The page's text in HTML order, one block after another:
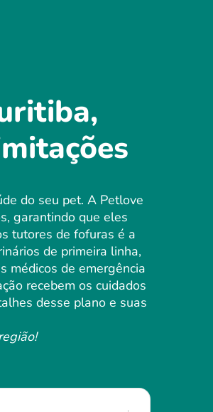
do seu pet. A Petlove
garantindo que eles
tutores de fofuras é a
de primeira linha,
médicos de emergência
recebem os cuidados
desse plano e suas